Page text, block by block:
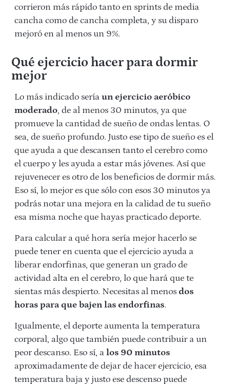
corrieron más rápido tanto en sprints de media
cancha como de cancha completa, y su disparo
mejoró en al menos un 9%.
Qué ejercicio hacer para dormir
mejor
Lo más indicado sería un ejercicio aeróbico
moderado, de al menos 30 minutos, ya que
promueve la cantidad de sueño de ondas lentas. O
sea, de sueño profundo. Justo ese tipo de sueño es el
que ayuda a que descansen tanto el cerebro como
el cuerpo y les ayuda a estar más jóvenes. Así que
rejuvenecer es otro de los beneficios de dormir más.
Eso sí, lo mejor es que sólo con esos 30 minutos ya
podrás notar una mejora en la calidad de tu sueño
esa misma noche que hayas practicado deporte.
Para calcular a qué hora sería mejor hacerlo se
puede tener en cuenta que el ejercicio ayuda a
liberar endorfinas, que generan un grado de
actividad alta en el cerebro, lo que hará que te
sientas más despierto. Necesitas al menos dos
horas para que bajen las endorfinas.
Igualmente, el deporte aumenta la temperatura
corporal, algo que también puede contribuir a un
peor descanso. Eso sí, a los 90 minutos
aproximadamente de dejar de hacer ejercicio, esa
temperatura baja y justo ese descenso puede